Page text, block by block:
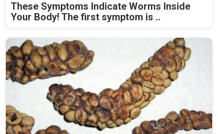
These Symptoms Indicate Worms Inside
Your Body! The first symptom is ..